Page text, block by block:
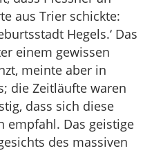
aus Trier schickte:
Hegels.‘ Das
einem gewissen
meinte aber in
die Zeitläufte waren
dass sich diese
empfahl. Das geistige
des massiven